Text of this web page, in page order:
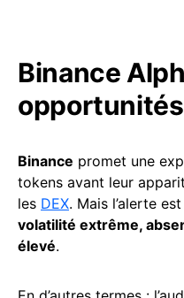
Binance
Binance promet une
tokens avant leur
les DEX. Mais l’alerte
volatilité extrême,
élevé.